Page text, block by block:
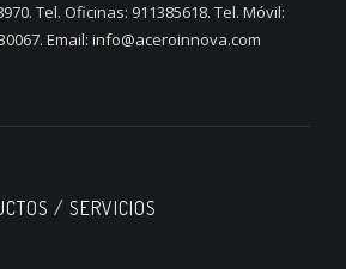
Tel. Oficinas: 911385618. Tel. Móvil:
Email: info@aceroinnova.com
/ SERVICIOS